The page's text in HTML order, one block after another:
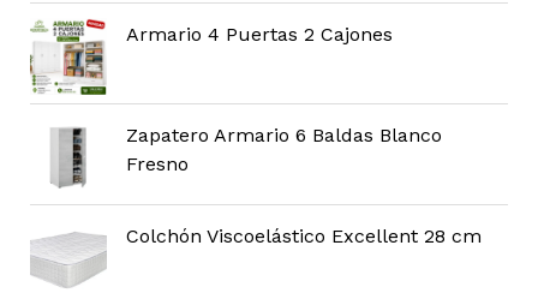
Armario 4 Puertas 2 Cajones
Zapatero Armario 6 Baldas Blanco
Fresno
Colchón Viscoelástico Excellent 28 cm